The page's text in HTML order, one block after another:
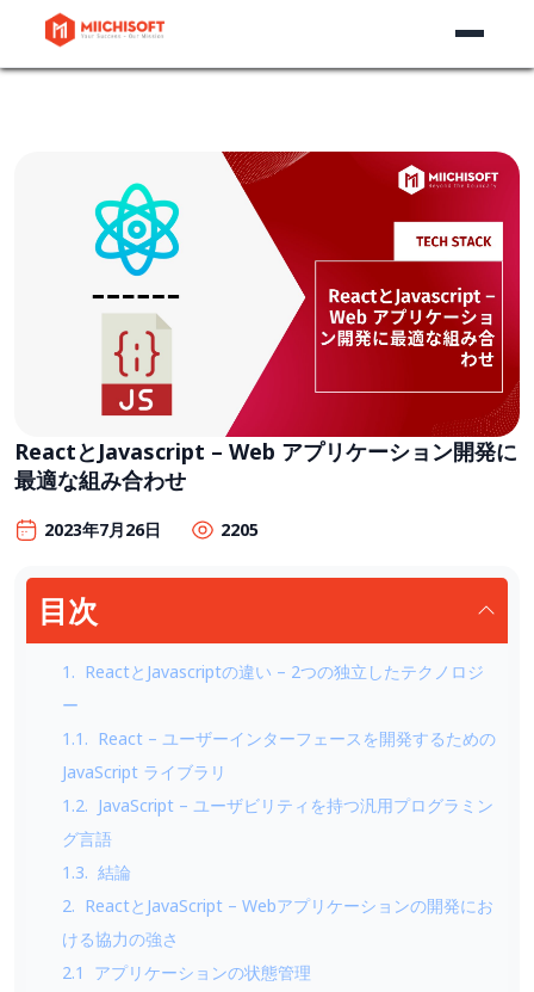
ReactとJavascript – Web アプリケーション開発に
最適な組み合わせ
2023年7月26日 2205
目次
1. ReactとJavascriptの違い – 2つの独立したテクノロジ
ー
1.1. React – ユーザーインターフェースを開発するための
JavaScript ライブラリ
1.2. JavaScript – ユーザビリティを持つ汎用プログラミン
グ言語
1.3. 結論
2. ReactとJavaScript – Webアプリケーションの開発にお
ける協力の強さ
2.1 アプリケーションの状態管理